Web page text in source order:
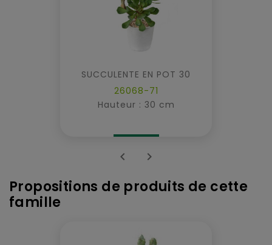
SUCCULENTE EN POT 30
26068-71
Hauteur : 30 cm
 
Propositions de produits de cette
famille